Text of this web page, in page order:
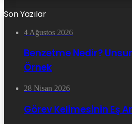
Son Yazılar
4 Ağustos 2026
Benzetme Nedir?
Örnek
28 Nisan 2026
Görev Kelimesinin Eş